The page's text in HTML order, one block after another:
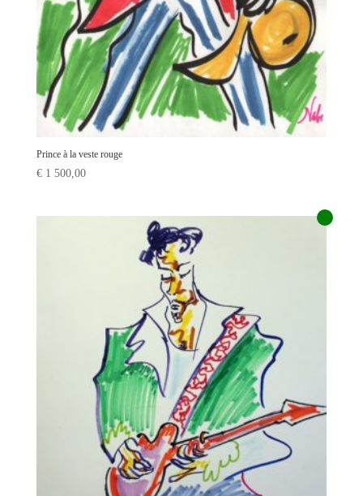
Prince à la veste rouge
€1 500,00